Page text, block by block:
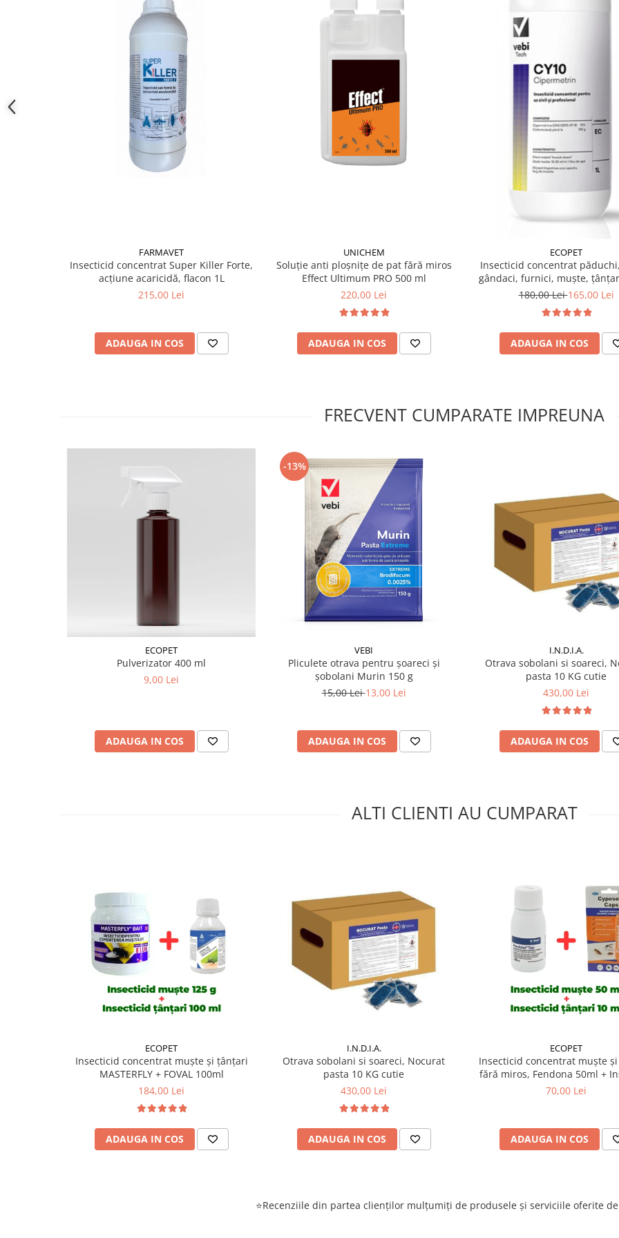
gunoiului și grupurile sanitare. Pentru insectele zburătoare, se tratează
suprafețele pe care acestea au tendința să se oprească. La tratarea
fermelor/crescătoriilor, animalele trebuie scoase din spațiu înainte de aplicare,
iar încăperea trebuie aerisită înainte de reintroducerea acestora.
În medii externe: se aplică pe pereți, ferestre, pervazuri, colțuri, garduri vii și zone
de acumulare a gunoaielor, pentru a preveni reinfestarea interiorului. Se
recomandă pulverizarea perimetrului exterior pe o înălțime de aproximativ 1
metru, împreună cu fâșia de teren înconjurătoare pe o lățime similară.
Atenție: produsul poate provoca iritații ale pielii și ochilor și este nociv prin
inhalare. Se recomandă purtarea echipamentului de protecție complet (mănuși,
ochelari, mască) și aplicarea doar în spații bine ventilate.
Compoziție
Cipermetrină 10,00 g, Tetrametrină 2,00 g, Piperonil butoxid 10,00 g, apă și
FARMAVET
Insecticid concentrat Super Killer Forte,
acțiune acaricidă, flacon 1L
215,00 Lei
ADAUGA IN COS
UNICHEM
Soluție anti ploșnițe de pat fără miros
Effect Ultimum PRO 500 ml
220,00 Lei
ADAUGA IN COS
ECOPET
Insecticid concentrat
gândaci, furnici, muște,
EC 1 Litru
180,00 Lei165,00 Lei
ADAUGA IN COS
FRECVENT CUMPARATE IMPREUNA
ECOPET
Pulverizator 400 ml
9,00 Lei
ADAUGA IN COS
-13%
VEBI
Pliculete otrava pentru șoareci și
șobolani Murin 150 g
15,00 Lei13,00 Lei
ADAUGA IN COS
I.N.D.I.A.
Otrava sobolani si soareci,
pasta 10 KG cutie
430,00 Lei
ADAUGA IN COS
ALTI CLIENTI AU CUMPARAT
ECOPET
Insecticid concentrat muște și țânțari
MASTERFLY + FOVAL 100ml
184,00 Lei
ADAUGA IN COS
I.N.D.I.A.
Otrava sobolani si soareci, Nocurat
pasta 10 KG cutie
430,00 Lei
ADAUGA IN COS
ECOPET
Insecticid concentrat muște
fără miros, Fendona 50ml +
concentrat Cypesect Caps 10
70,00 Lei
ADAUGA IN COS
⭐Recenziile din partea clienților mulțumiți de produsele și serviciile oferite de